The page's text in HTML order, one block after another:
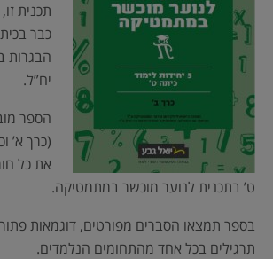
תכנית
כבר
יח”ל.
הספר
(כרך א’
את כל
ט’ בתכנית לנוער מוכשר במתמטיקה.
בספר תמצאו הסברים מפורטים, דוגמאות
תרגילים בכל אחד מהתחומים הנלמדים.